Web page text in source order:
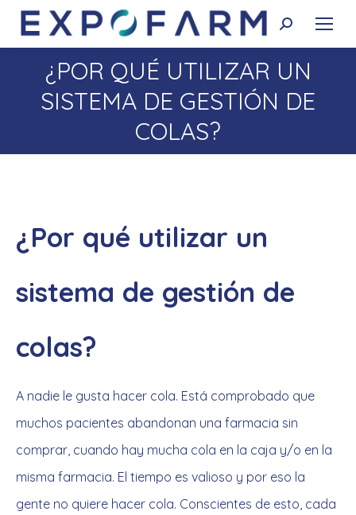
Buscar:
¿POR QUÉ UTILIZAR UN
SISTEMA DE GESTIÓN DE
COLAS?
Estás aquí:
¿Por qué utilizar un
sistema de gestión de
colas?
A nadie le gusta hacer cola. Está comprobado que
muchos pacientes abandonan una farmacia sin
comprar, cuando hay mucha cola en la caja y/o en la
misma farmacia. El tiempo es valioso y por eso la
gente no quiere hacer cola. Conscientes de esto, cada